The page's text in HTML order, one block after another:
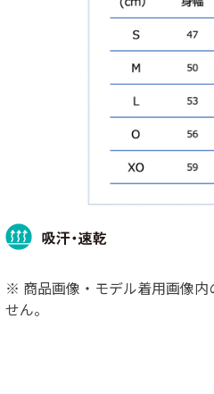
※ 商品画像・モデル着用画像内
せん。